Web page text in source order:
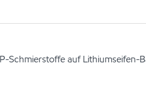
Schmierstoffe auf Lithiumseifen-